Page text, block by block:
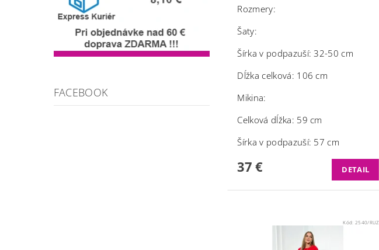
FACEBOOK
Rozmery:
Šaty:
Šírka v podpazuší: 32-50 cm
Dĺžka celková: 106 cm
Mikina:
Celková dĺžka: 59 cm
Šírka v podpazuší: 57 cm
37 € DETAIL
Kód: 2540/RUZ